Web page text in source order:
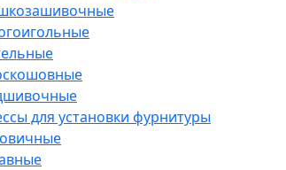
для установки фурнитуры